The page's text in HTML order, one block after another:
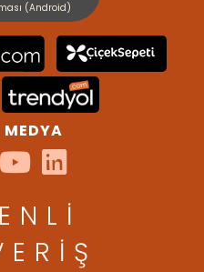
(Android)
MEDYA